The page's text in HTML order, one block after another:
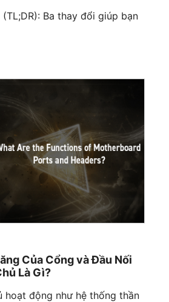
Ba thay đổi giúp bạn
Của Cổng và Đầu Nối
Là Gì?
hoạt động như hệ thống thần